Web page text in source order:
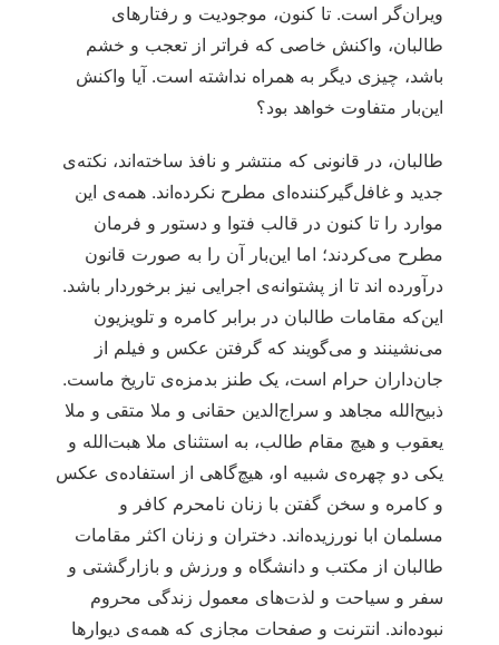
ویران‌گر است. تا کنون، موجودیت و رفتارهای
طالبان، واکنش خاصی که فراتر از تعجب و خشم
باشد، چیزی دیگر به همراه نداشته است. آیا واکنش
این‌بار متفاوت خواهد بود؟
طالبان، در قانونی که منتشر و نافذ ساخته‌اند، نکته‌ی
جدید و غافل‌گیرکننده‌ای مطرح نکرده‌اند. همه‌ی این
موارد را تا کنون در قالب فتوا و دستور و فرمان
مطرح می‌کردند؛ اما این‌بار آن را به صورت قانون
درآورده اند تا از پشتوانه‌ی اجرایی نیز برخوردار باشد.
این‌که مقامات طالبان در برابر کامره و تلویزیون
می‌نشینند و می‌گویند که گرفتن عکس و فیلم از
جان‌داران حرام است، یک طنز بدمزه‌ی تاریخ ماست.
ذبیح‌الله مجاهد و سراج‌الدین حقانی و ملا متقی و ملا
یعقوب و هیچ مقام طالب، به استثنای ملا هبت‌الله و
یکی دو چهره‌ی شبیه او، هیچ‌گاهی از استفاده‌ی عکس
و کامره و سخن گفتن با زنان نامحرم کافر و
مسلمان ابا نورزیده‌اند. دختران و زنان اکثر مقامات
طالبان از مکتب و دانشگاه و ورزش و بازارگشتی و
سفر و سیاحت و لذت‌های معمول زندگی محروم
نبوده‌اند. انترنت و صفحات مجازی که همه‌ی دیوارها